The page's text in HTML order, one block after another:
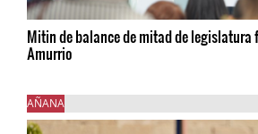
Mitin de balance de mitad de legislatura
Amurrio
AÑANA